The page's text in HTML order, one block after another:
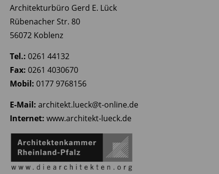
Architekturbüro Gerd E. Lück
Rübenacher Str. 80
56072 Koblenz
Tel.: 0261 44132
Fax: 0261 4030670
Mobil: 0177 9768156
E-Mail: architekt.lueck@t-online.de
Internet: www.architekt-lueck.de